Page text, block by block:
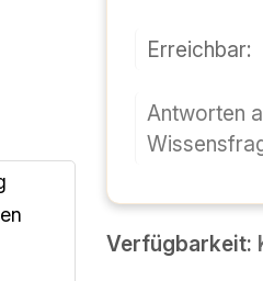
dati
Risposte a
sulla